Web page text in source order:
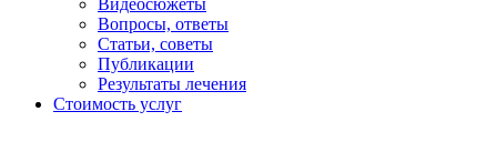
Вопросы, ответы
Статьи, советы
Публикации
Результаты лечения
Стоимость услуг